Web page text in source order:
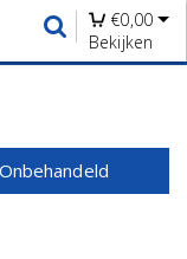
€0,00
Bekijken